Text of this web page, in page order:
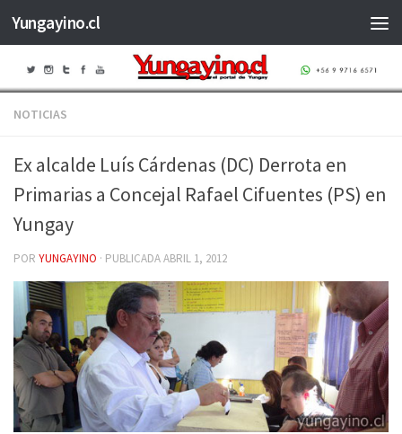
Saltar al contenido
Yungayino.cl
NOTICIAS
Ex alcalde Luís Cárdenas (DC) Derrota en
Primarias a Concejal Rafael Cifuentes (PS) en
Yungay
POR YUNGAYINO · PUBLICADAABRIL 1, 2012